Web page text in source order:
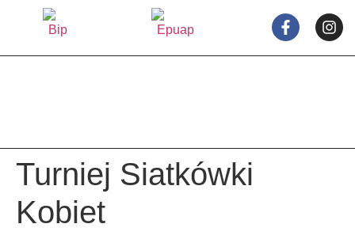
Turniej Siatkówki
Kobiet